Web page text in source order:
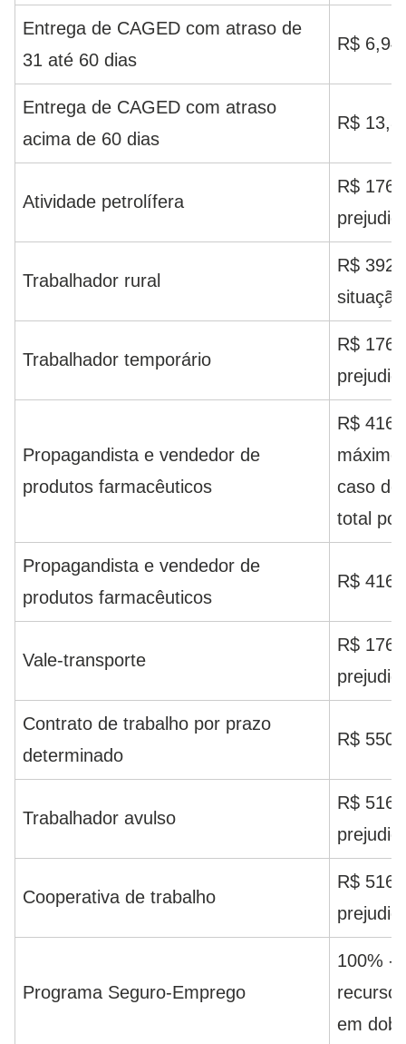
Entrega de CAGED com atraso de
31 até 60 dias
R$
Entrega de CAGED com atraso
acima de 60 dias
R$
Atividade petrolífera
R$
Trabalhador rural
R$
Trabalhador temporário
R$
Propagandista e vendedor de
produtos farmacêuticos
R$
caso de
total
Propagandista e vendedor de
produtos farmacêuticos
R$
Vale-transporte
R$
Contrato de trabalho por prazo
determinado
R$
Trabalhador avulso
R$
Cooperativa de trabalho
R$
Programa Seguro-Emprego
100% -
em